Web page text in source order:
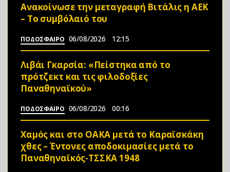
Ανακοίνωσε την μεταγραφή Βιτάλις η ΑΕΚ
– Το συμβόλαιό του
ΠΟΔΟΣΦΑΙΡΟ 06/08/2026 12:15
Λιβάι Γκαρσία: «Πείστηκα από το
πρότζεκτ και τις φιλοδοξίες
Παναθηναϊκού»
ΠΟΔΟΣΦΑΙΡΟ 06/08/2026 00:16
Χαμός και στο ΟΑΚΑ μετά το Καραϊσκάκη
χθες – Έντονες αποδοκιμασίες μετά το
Παναθηναϊκός-ΤΣΣΚΑ 1948